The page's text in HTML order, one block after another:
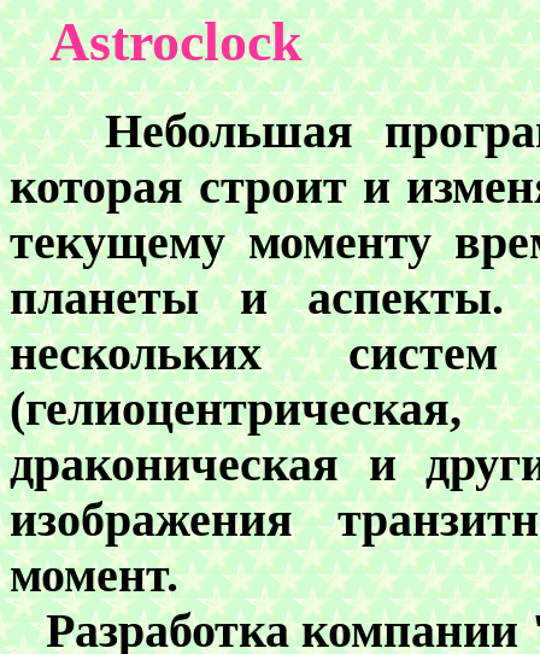
Astroclock
Небольшая
которая строит и
текущему моменту
планеты и аспекты.
нескольких
драконическая и
изображения
момент.
Разработка